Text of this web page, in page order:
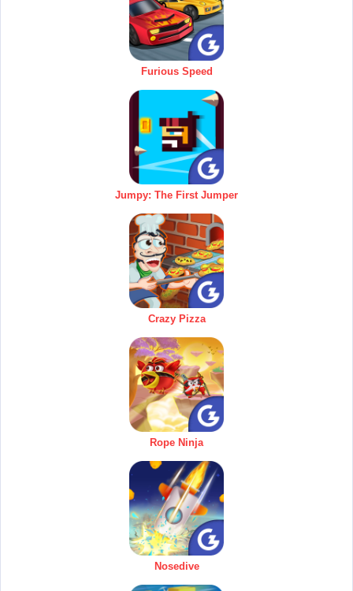
Furious Speed
Jumpy: The First Jumper
Crazy Pizza
Rope Ninja
Nosedive